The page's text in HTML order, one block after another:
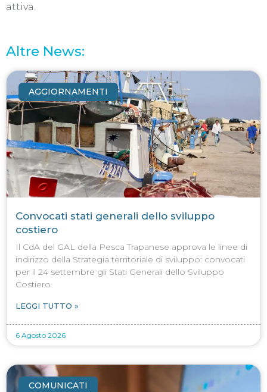
attiva.
Altre News:
AGGIORNAMENTI
Convocati stati generali dello sviluppo
costiero
Il CdA del GAL della Pesca Trapanese approva le linee di
indirizzo della Strategia territoriale di sviluppo: convocati
per il 24 settembre gli Stati Generali dello Sviluppo
Costiero
LEGGI TUTTO »
6 Agosto 2026
COMUNICATI